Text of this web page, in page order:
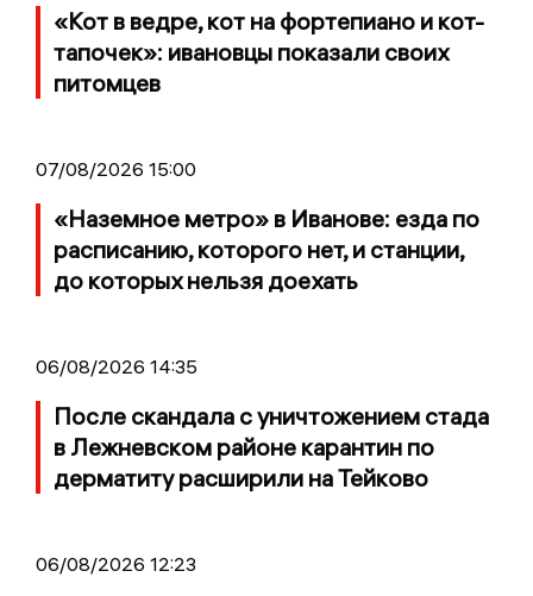
«Кот в ведре, кот на фортепиано и кот-
тапочек»: ивановцы показали своих
питомцев
07/08/2026 15:00
«Наземное метро» в Иванове: езда по
расписанию, которого нет, и станции,
до которых нельзя доехать
06/08/2026 14:35
После скандала с уничтожением стада
в Лежневском районе карантин по
дерматиту расширили на Тейково
06/08/2026 12:23